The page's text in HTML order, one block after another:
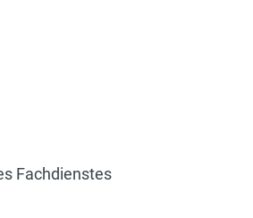
Fachdienstes